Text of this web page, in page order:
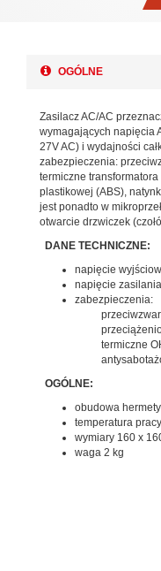
OGÓLNE
Zasilacz AC/AC
wymagających napięcia
27V AC) i wydajności
zabezpieczenia:
termiczne
plastikowej (ABS),
jest ponadto w
otwarcie drzwiczek
DANE TECHNICZNE:
napięcie
napięcie
zabezpieczenia:
termiczne
OGÓLNE:
obudowa
temperatura
wymiary 160 x
waga 2 kg